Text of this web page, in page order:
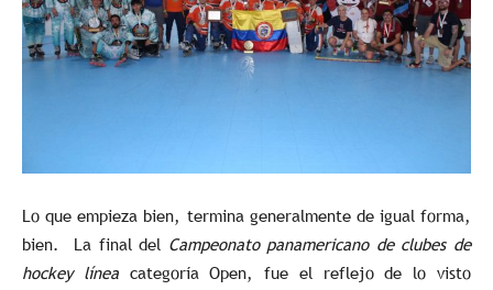
Lo que empieza bien, termina generalmente de igual forma,
bien. La final del Campeonato panamericano de clubes de
hockey línea categoría Open, fue el reflejo de lo visto